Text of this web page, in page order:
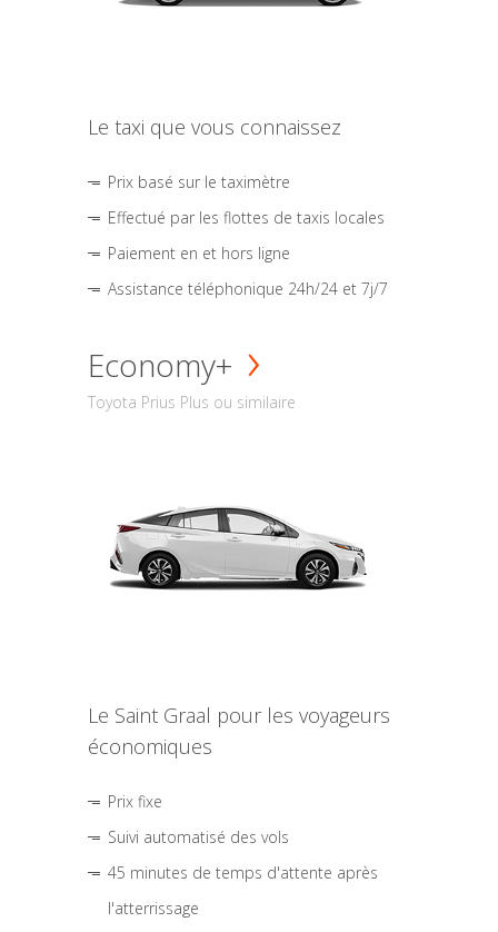
Le taxi que vous connaissez
Prix basé sur le taximètre
Effectué par les flottes de taxis locales
Paiement en et hors ligne
Assistance téléphonique 24h/24 et 7j/7
Economy+
Toyota Prius Plus ou similaire
Le Saint Graal pour les voyageurs
économiques
Prix fixe
Suivi automatisé des vols
45 minutes de temps d'attente après
l'atterrissage